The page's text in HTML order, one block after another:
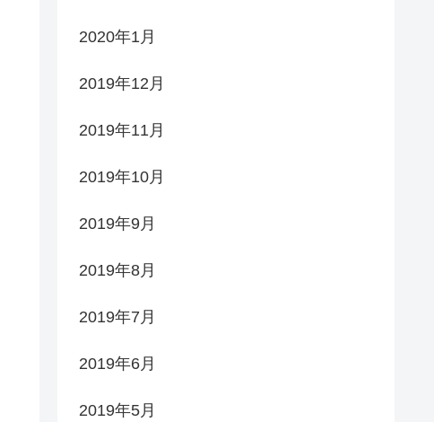
2020年1月
2019年12月
2019年11月
2019年10月
2019年9月
2019年8月
2019年7月
2019年6月
2019年5月